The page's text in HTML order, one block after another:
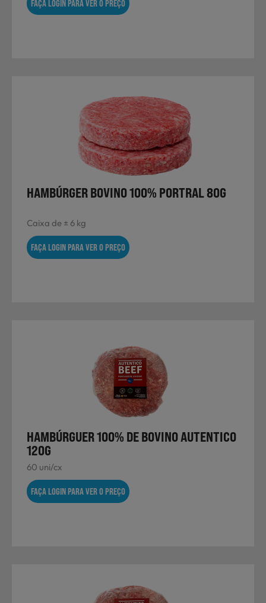
FAÇA LOGIN PARA VER O PREÇO
HAMBÚRGER BOVINO 100% PORTRAL 80G
Caixa de ± 6 kg
FAÇA LOGIN PARA VER O PREÇO
HAMBÚRGUER 100% DE BOVINO AUTENTICO
120G
60 uni/cx
FAÇA LOGIN PARA VER O PREÇO